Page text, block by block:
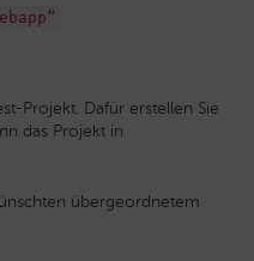
Projekt. Dafür erstellen Sie
das Projekt in
übergeordnetem